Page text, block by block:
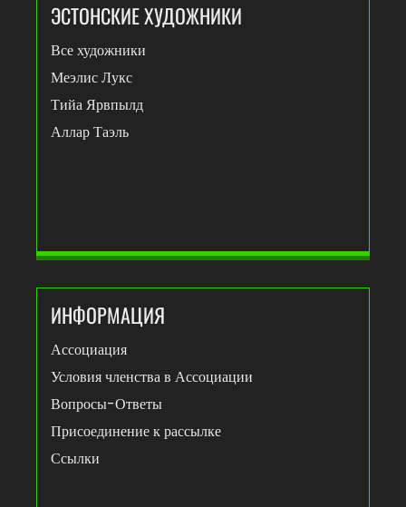
ЭСТОНСКИЕ ХУДОЖНИКИ
Все художники
Меэлис Лукс
Тийа Ярвпылд
Аллар Таэль
ИНФОРМАЦИЯ
Ассоциация
Условия членства в Ассоциации
Вопросы-Ответы
Присоединение к рассылке
Ссылки